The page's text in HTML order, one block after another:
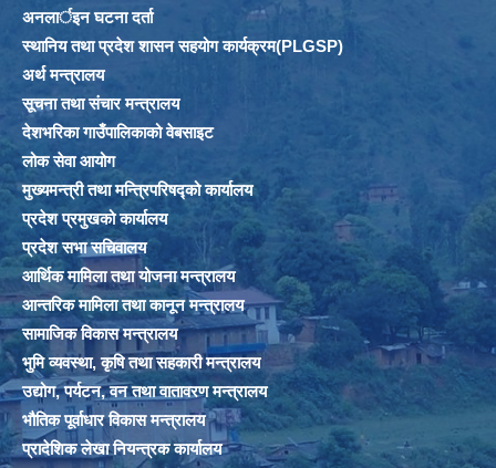
अनलार्इन घटना दर्ता
स्थानिय तथा प्रदेश शासन सहयोग कार्यक्रम(PLGSP)
अर्थ मन्त्रालय
सूचना तथा संचार मन्त्रालय
देशभरिका गाउँपालिकाको वेबसाइट
लोक सेवा आयोग
मुख्यमन्त्री तथा मन्त्रिपरिषद्को कार्यालय
प्रदेश प्रमुखको कार्यालय
प्रदेश सभा सचिवालय
आर्थिक मामिला तथा योजना मन्त्रालय
आन्तरिक मामिला तथा कानून मन्त्रालय
सामाजिक विकास मन्त्रालय
भुमि व्यवस्था, कृषि तथा सहकारी मन्त्रालय
उद्योग, पर्यटन, वन तथा वातावरण मन्त्रालय
भौतिक पूर्वाधार विकास मन्त्रालय
प्रादेशिक लेखा नियन्त्रक कार्यालय